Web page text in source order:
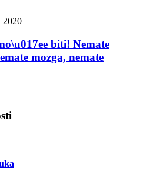
2020
biti! Nemate
mozga, nemate